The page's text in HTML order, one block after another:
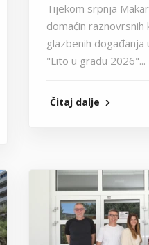
Tijekom srpnja
domaćin raznovrsnih
glazbenih
"Lito u gradu 2026"...
Čitaj dalje